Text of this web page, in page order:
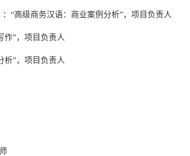
“高级商务汉语：商业案例分析”，项目负责人
作”，项目负责人
析”，项目负责人